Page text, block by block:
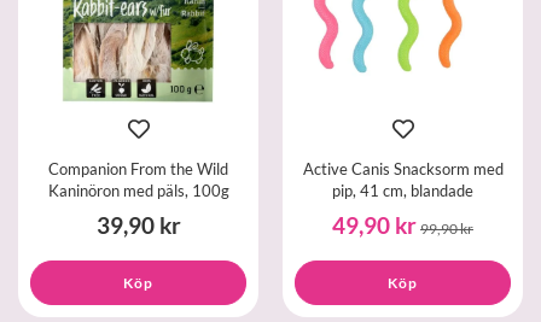
Companion From the Wild
Kaninöron med päls, 100g
39,90 kr
Köp
Active Canis Snacksorm med
pip, 41 cm, blandade
49,90 kr 99,90 kr
Köp